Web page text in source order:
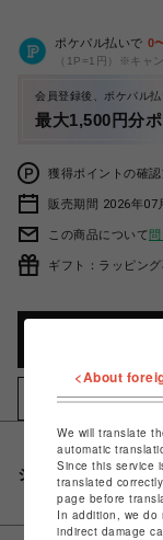
ポケパル払いで 0
（1P=1円）※キャ
会員登録後、ポケパル
最大1,500円分
獲得ポイントの確
販売期間 2026年07
この商品について
ギフト：ラッピング
シェアする
<About
We will translate
automatic
Since this service
translated
page before
In addition, we do
indirect damage